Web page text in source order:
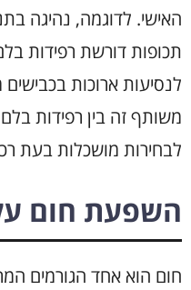
האישי. לדוגמה, נהיגה
תכופות דורשת רפידות
לנסיעות ארוכות
משותף זה בין רפידות בלם
לבחירות מושכלות בעת
השפעת חום
חום הוא אחד הגורמים